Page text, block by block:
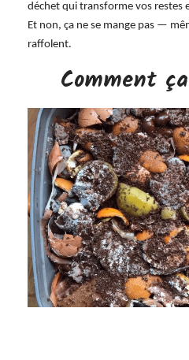
déchet qui transforme vos restes
Et non, ça ne se mange pas —
raffolent.
Comment